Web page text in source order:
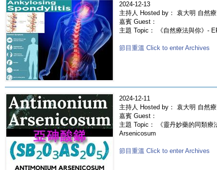
2024-12-13
主持人 Hosted by： 袁大明 自然
嘉賓 Guest：
主題 Topic： 《自然療法與你》-
節目重溫 Click to enter Archives
2024-12-11
主持人 Hosted by： 袁大明 自然
嘉賓 Guest：
主題 Topic： 《靈丹妙藥的同類
Arsenicosum
節目重溫 Click to enter Archives